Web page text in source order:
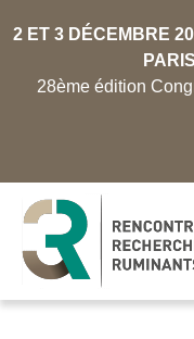
2 ET 3 DÉCEMBRE
28ème édition